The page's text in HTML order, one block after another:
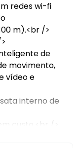
redes wi-fi
m).<br />
de
movimento,
vídeo e
interno de
custo.<br />